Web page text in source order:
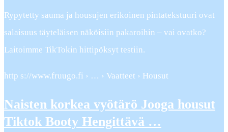
Rypytetty sauma ja housujen erikoinen pintatekstuuri ovat
salaisuus täyteläisen näköisiin pakaroihin – vai ovatko?
Laitoimme TikTokin hittipöksyt testiin.
http s://www.fruugo.fi › … › Vaatteet › Housut
Naisten korkea vyötärö Jooga housut
Tiktok Booty Hengittävä …